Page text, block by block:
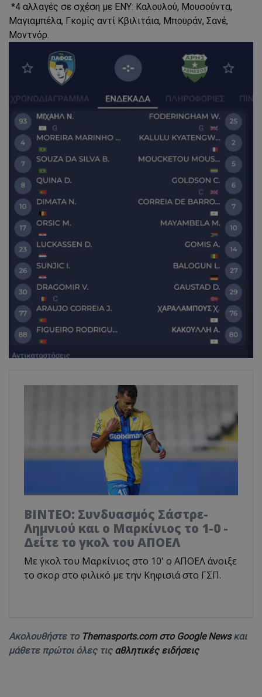
*4 αλλαγές σε σχέση με ΕΝΥ: Καλουλού, Μουσούντα,
Μαγιαμπέλα, Γκομίς αντί Κβιλιτάια, Μπουράν, Σανέ,
Μοντνόρ.
ΒΙΝΤΕΟ: Συνδυασμός Σάστρε-
Λημνιού και ο Μαρκίνιος το 1-0 -
Δείτε το γκολ του ΑΠΟΕΛ
Με γκολ του Μαρκίνιος στο 10' ο ΑΠΟΕΛ άνοιξε
το σκορ στο φιλικό με την Κηφισιά στο ΓΣΠ.
Ακολουθήστε το Themasports.com στο Google Newsκαι
μάθετε πρώτοι όλες τις αθλητικές ειδήσεις